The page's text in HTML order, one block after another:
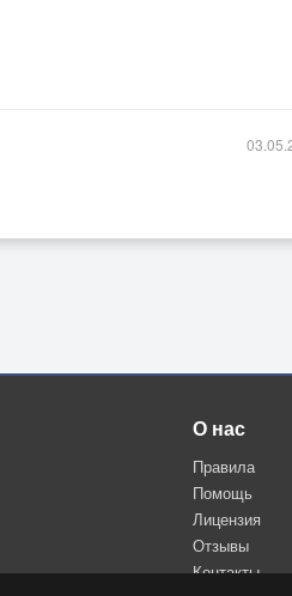
О нас
Правила
Помощь
Лицензия
Отзывы
Контакты